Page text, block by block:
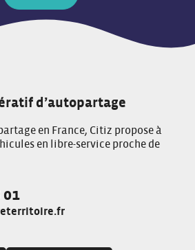
d’autopartage
en France, Citiz propose à
en libre-service proche de
01